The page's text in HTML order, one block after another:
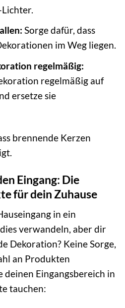
Sorge dafür, dass
im Weg liegen.
regelmäßig:
regelmäßig auf
ersetze sie
brennende Kerzen
Eingang: Die
für dein Zuhause
in ein
verwandeln, aber dir
Dekoration? Keine Sorge,
an Produkten
deinen Eingangsbereich in
tauchen: